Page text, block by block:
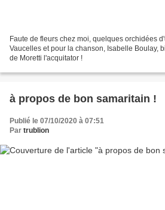
Faute de fleurs chez moi, quelques orchidées
Vaucelles et pour la chanson, Isabelle Boulay,
de Moretti l'acquitator !
à propos de bon samaritain !
Publié le 07/10/2020 à 07:51
Par trublion